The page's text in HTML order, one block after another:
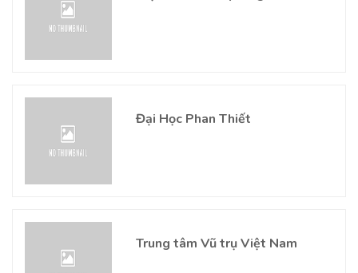
Đại Học Phan Thiết
Trung tâm Vũ trụ Việt Nam